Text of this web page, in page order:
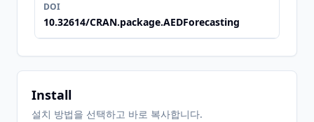
DOI
10.32614/CRAN.package.AEDForecasting
Install
설치 방법을 선택하고 바로 복사합니다.